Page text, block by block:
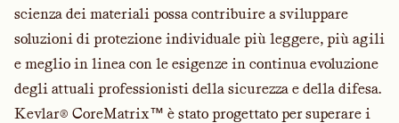
scienza dei materiali possa contribuire a sviluppare
soluzioni di protezione individuale più leggere, più agili
e meglio in linea con le esigenze in continua evoluzione
degli attuali professionisti della sicurezza e della difesa.
Kevlar® CoreMatrix™ è stato progettato per superare i